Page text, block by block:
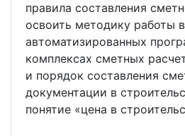
правила составления
освоить методику работы в
автоматизированных
комплексах сметных
и порядок составления
документации в
понятие «цена в